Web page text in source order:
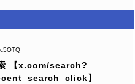
【x.com/search?
】